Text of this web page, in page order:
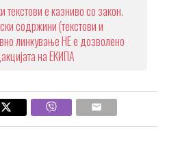
е казниво со закон.
содржини (текстови и
линкување НЕ е дозволено
на ЕКИПА